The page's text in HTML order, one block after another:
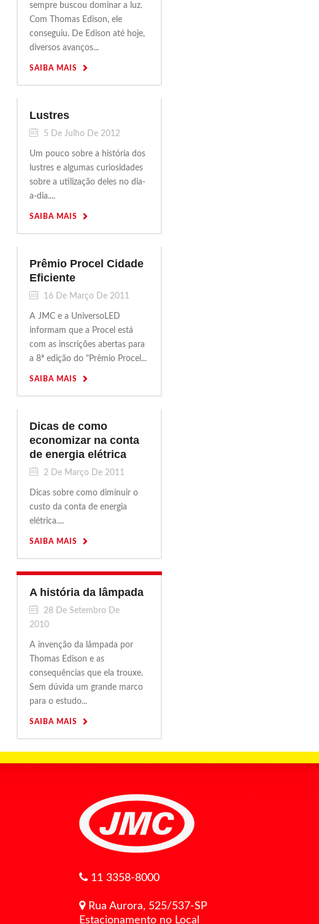
sempre buscou dominar a luz.
Com Thomas Edison, ele
conseguiu. De Edison até hoje,
diversos avanços...
SAIBA MAIS
Lustres
5 De Julho De 2012
Um pouco sobre a história dos
lustres e algumas curiosidades
sobre a utilização deles no dia-
a-dia....
SAIBA MAIS
Prêmio Procel Cidade
Eficiente
16 De Março De 2011
A JMC e a UniversoLED
informam que a Procel está
com as inscrições abertas para
a 8ª edição do "Prêmio Procel...
SAIBA MAIS
Dicas de como
economizar na conta
de energia elétrica
2 De Março De 2011
Dicas sobre como diminuir o
custo da conta de energia
elétrica....
SAIBA MAIS
A história da lâmpada
28 De Setembro De
2010
A invenção da lâmpada por
Thomas Edison e as
consequências que ela trouxe.
Sem dúvida um grande marco
para o estudo...
SAIBA MAIS
11 3358-8000
Rua Aurora, 525/537-SP
Estacionamento no Local